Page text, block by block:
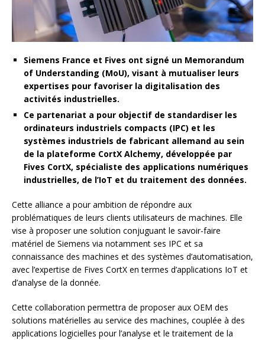
Siemens France et Fives ont signé un Memorandum
of Understanding (MoU), visant à mutualiser leurs
expertises pour favoriser la digitalisation des
activités industrielles.
Ce partenariat a pour objectif de standardiser les
ordinateurs industriels compacts (IPC) et les
systèmes industriels de fabricant allemand au sein
de la plateforme CortX Alchemy, développée par
Fives CortX, spécialiste des applications numériques
industrielles, de l’IoT et du traitement des données.
Cette alliance a pour ambition de répondre aux
problématiques de leurs clients utilisateurs de machines. Elle
vise à proposer une solution conjuguant le savoir-faire
matériel de Siemens via notamment ses IPC et sa
connaissance des machines et des systèmes d’automatisation,
avec l’expertise de Fives CortX en termes d’applications IoT et
d’analyse de la donnée.
Cette collaboration permettra de proposer aux OEM des
solutions matérielles au service des machines, couplée à des
applications logicielles pour l’analyse et le traitement de la